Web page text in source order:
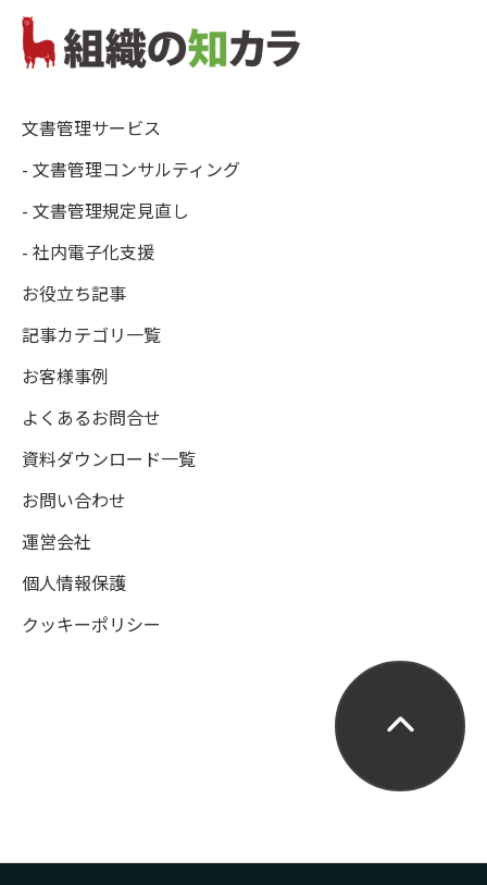
文書管理サービス
- 文書管理コンサルティング
- 文書管理規定見直し
- 社内電子化支援
お役立ち記事
記事カテゴリ一覧
お客様事例
よくあるお問合せ
資料ダウンロード一覧
お問い合わせ
運営会社
個人情報保護
クッキーポリシー